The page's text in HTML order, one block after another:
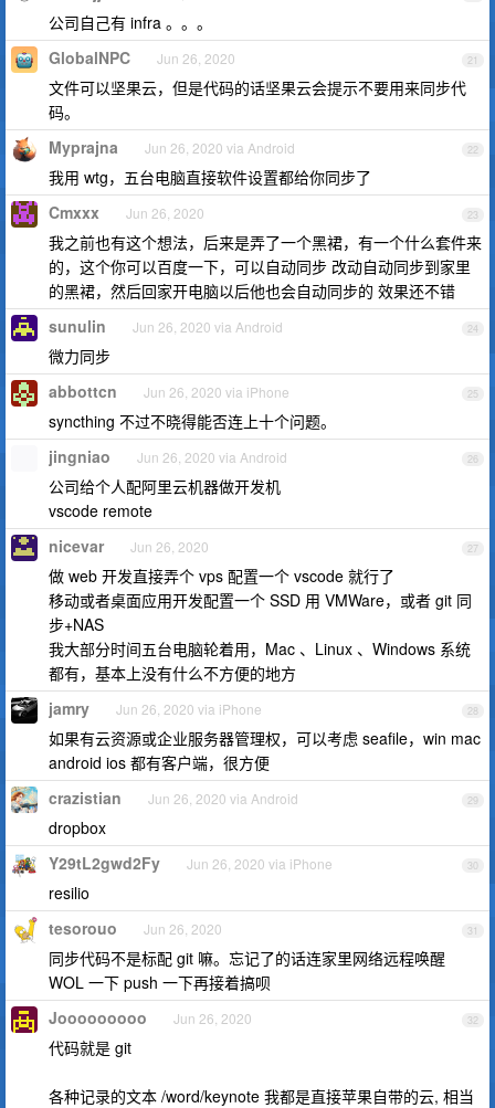
公司自己有 infra 。。。
21
GlobalNPC Jun 26, 2020
文件可以坚果云，但是代码的话坚果云会提示不要用来同步代
码。
22
Myprajna Jun 26, 2020 via Android
我用 wtg，五台电脑直接软件设置都给你同步了
23
Cmxxx Jun 26, 2020
我之前也有这个想法，后来是弄了一个黑裙，有一个什么套件来
的，这个你可以百度一下，可以自动同步 改动自动同步到家里
的黑裙，然后回家开电脑以后他也会自动同步的 效果还不错
24
sunulin Jun 26, 2020 via Android
微力同步
25
abbottcn Jun 26, 2020 via iPhone
syncthing 不过不晓得能否连上十个问题。
26
jingniao Jun 26, 2020 via Android
公司给个人配阿里云机器做开发机
vscode remote
27
nicevar Jun 26, 2020
做 web 开发直接弄个 vps 配置一个 vscode 就行了
移动或者桌面应用开发配置一个 SSD 用 VMWare，或者 git 同
步+NAS
我大部分时间五台电脑轮着用，Mac 、Linux 、Windows 系统
都有，基本上没有什么不方便的地方
28
jamry Jun 26, 2020 via iPhone
如果有云资源或企业服务器管理权，可以考虑 seafile，win mac
android ios 都有客户端，很方便
29
crazistian Jun 26, 2020 via Android
dropbox
30
Y29tL2gwd2Fy Jun 26, 2020 via iPhone
resilio
31
tesorouo Jun 26, 2020
同步代码不是标配 git 嘛。忘记了的话连家里网络远程唤醒
WOL 一下 push 一下再接着搞呗
32
Jooooooooo Jun 26, 2020
代码就是 git
各种记录的文本 /word/keynote 我都是直接苹果自带的云, 相当